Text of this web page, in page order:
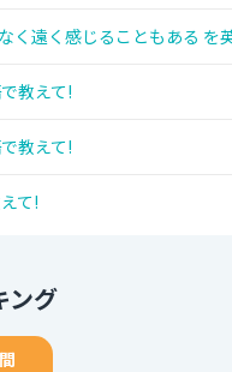
く遠く感じることもある を
教えて!
教えて!
て!
ング